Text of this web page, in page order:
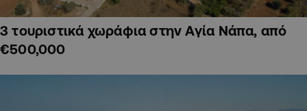
3 τουριστικά χωράφια στην Αγία Νάπα, από
€500,000